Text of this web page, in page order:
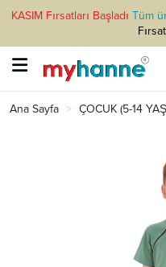
KASIM Fırsatları Başladı Tüm
Ana Sayfa ÇOCUK (5-14